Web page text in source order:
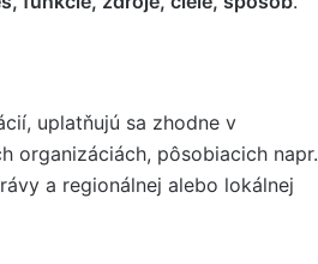
uplatňujú sa zhodne v
organizáciách, pôsobiacich napr.
a regionálnej alebo lokálnej